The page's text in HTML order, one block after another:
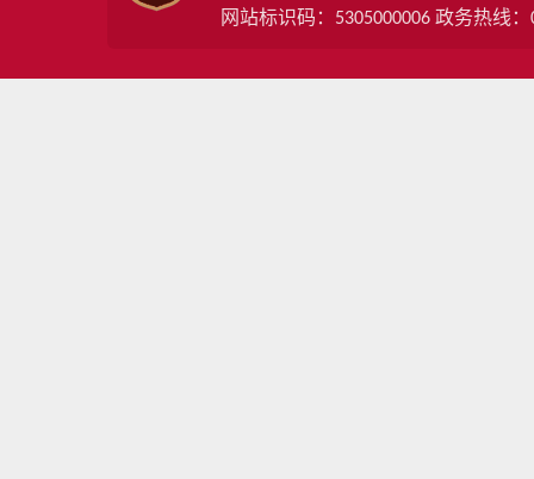
网站标识码：5305000006 政务热线：